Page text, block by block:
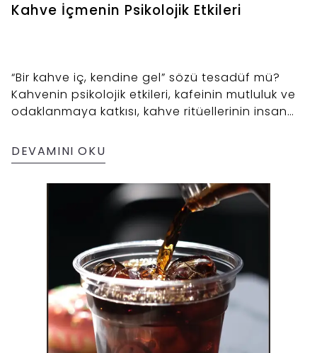
Kahve İçmenin Psikolojik Etkileri
“Bir kahve iç, kendine gel” sözü tesadüf mü?
Kahvenin psikolojik etkileri, kafeinin mutluluk ve
odaklanmaya katkısı, kahve ritüellerinin insan
Diyarı bakış açısıyla kahvenin hissettiren
gücünü keşfedin.
DEVAMINI OKU